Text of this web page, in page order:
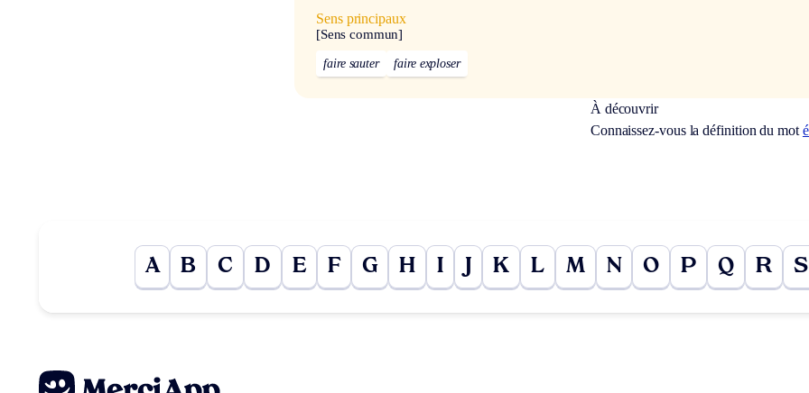
Sens principaux
[Sens commun]
faire sauter faire exploser
À découvrir
Connaissez-vous la définition du mot
A B C D E F G H I K L M N O P Q R S